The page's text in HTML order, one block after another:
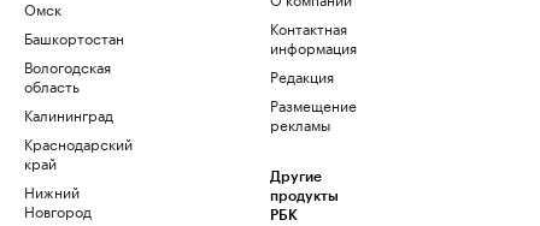
Омск
Башкортостан
Вологодская
область
Калининград
Краснодарский
край
Нижний
Новгород
Контактная
информация
Редакция
Размещение
рекламы
Другие
продукты
РБК